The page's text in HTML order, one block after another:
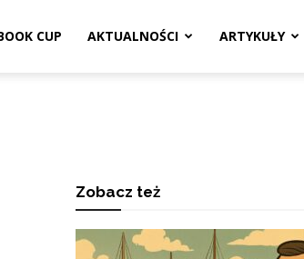
CUP AKTUALNOŚCI ARTYKUŁY
Zobacz też